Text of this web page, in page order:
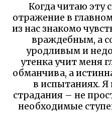
Когда читаю эту
отражение в
из нас знакомо
враждебным, а
уродливым и
утенка учит меня
обманчива, а
в испытаниях. Я
страдания – не
необходимые